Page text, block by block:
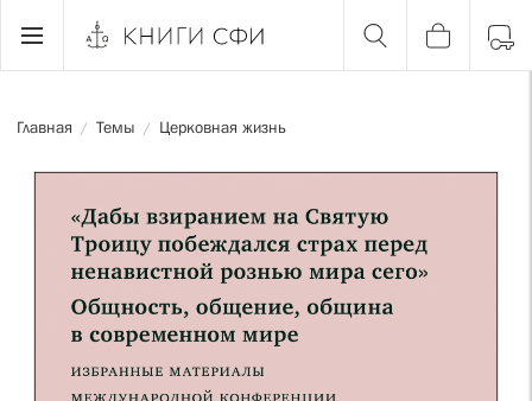
Главная / Темы / Церковная жизнь